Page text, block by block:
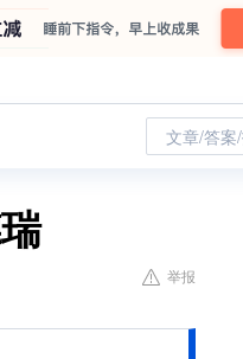
文章/答案
举报